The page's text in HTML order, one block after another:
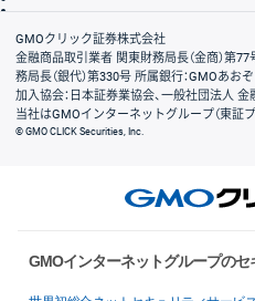
会社案内
GMOクリック証券株式会社
金融商品取引業者 関東財務局長（金商）第
務局長（銀代）第330号 所属銀行：GMOあお
加入協会：日本証券業協会、一般社団法人
当社はGMOインターネットグループ（東証
© GMO CLICK Securities, Inc.
GMOインターネットグループの